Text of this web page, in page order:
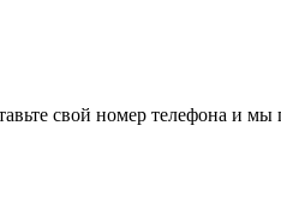
свой номер телефона и